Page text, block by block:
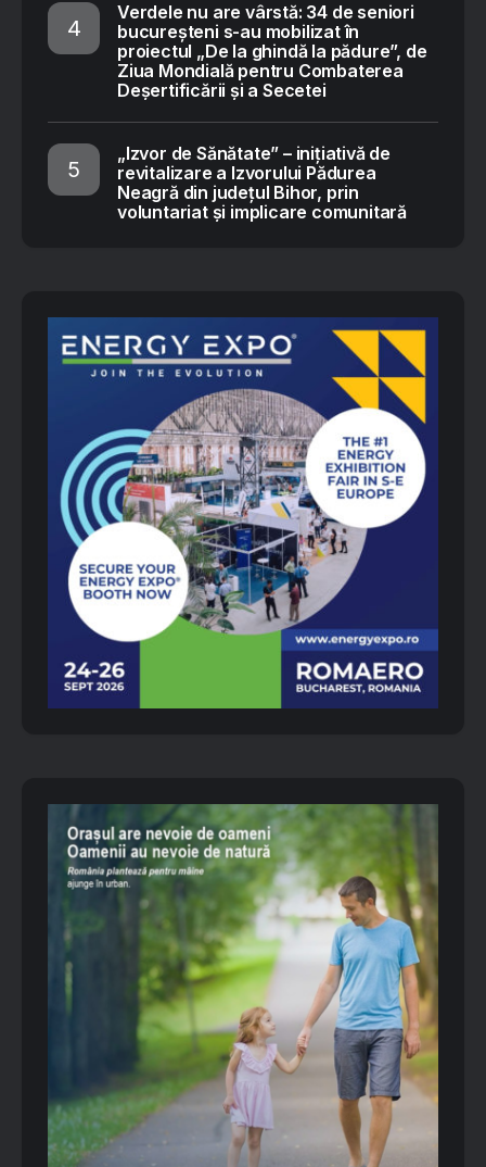
Verdele nu are vârstă: 34 de seniori
bucureșteni s-au mobilizat în
proiectul „De la ghindă la pădure”, de
Ziua Mondială pentru Combaterea
Deșertificării și a Secetei
„Izvor de Sănătate” – inițiativă de
revitalizare a Izvorului Pădurea
Neagră din județul Bihor, prin
voluntariat și implicare comunitară